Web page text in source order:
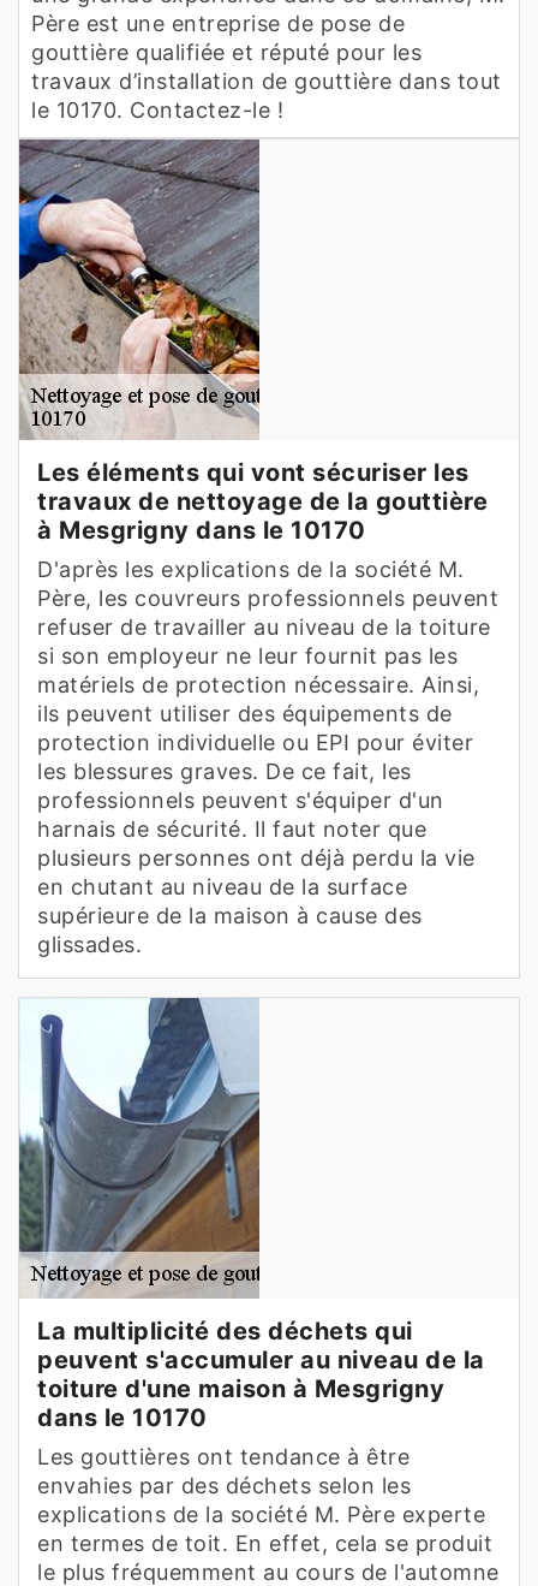
Père est une entreprise de pose de
gouttière qualifiée et réputé pour les
travaux d’installation de gouttière dans tout
le 10170. Contactez-le !
Les éléments qui vont sécuriser les
travaux de nettoyage de la gouttière
à Mesgrigny dans le 10170
D'après les explications de la société M.
Père, les couvreurs professionnels peuvent
refuser de travailler au niveau de la toiture
si son employeur ne leur fournit pas les
matériels de protection nécessaire. Ainsi,
ils peuvent utiliser des équipements de
protection individuelle ou EPI pour éviter
les blessures graves. De ce fait, les
professionnels peuvent s'équiper d'un
harnais de sécurité. Il faut noter que
plusieurs personnes ont déjà perdu la vie
en chutant au niveau de la surface
supérieure de la maison à cause des
glissades.
La multiplicité des déchets qui
peuvent s'accumuler au niveau de la
toiture d'une maison à Mesgrigny
dans le 10170
Les gouttières ont tendance à être
envahies par des déchets selon les
explications de la société M. Père experte
en termes de toit. En effet, cela se produit
le plus fréquemment au cours de l'automne